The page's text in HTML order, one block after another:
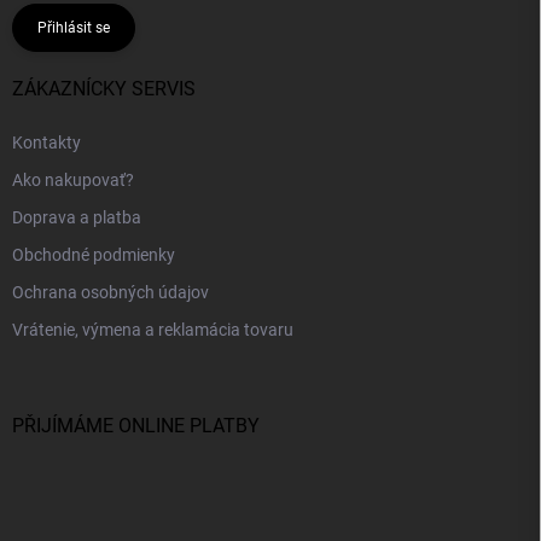
Přihlásit se
ZÁKAZNÍCKY SERVIS
Kontakty
Ako nakupovať?
Doprava a platba
Obchodné podmienky
Ochrana osobných údajov
Vrátenie, výmena a reklamácia tovaru
PŘIJÍMÁME ONLINE PLATBY